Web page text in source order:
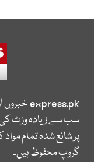
express.pkخبروں
سب سے زیادہ وزٹ
پر شائع شدہ تمام
گروپ محفوظ ہیں۔